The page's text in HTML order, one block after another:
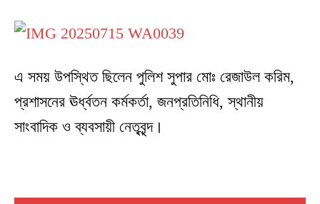
এ সময় উপস্থিত ছিলেন পুলিশ সুপার মোঃ রেজাউল করিম,
প্রশাসনের ঊর্ধ্বতন কর্মকর্তা, জনপ্রতিনিধি, স্থানীয়
সাংবাদিক ও ব্যবসায়ী নেতৃবৃন্দ।